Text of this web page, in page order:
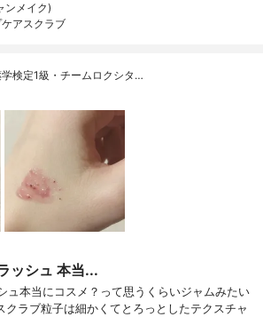
ンメイク)
アスクラブ
検定1級・チームロクシタ…
ッシュ 本当...
ュ本当にコスメ？って思うくらいジャムみたい
クラブ粒子は細かくてとろっとしたテクスチャ